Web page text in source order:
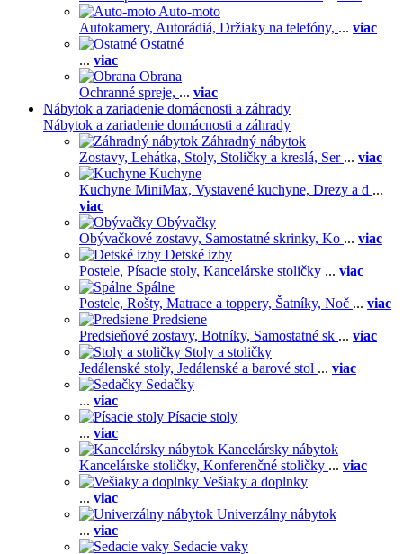
Auto-moto
Autokamery, Autorádiá, Držiaky na telefóny, ... viac
Ostatné
... viac
Obrana
Ochranné spreje, ... viac
Nábytok a zariadenie domácnosti a záhrady
Nábytok a zariadenie domácnosti a záhrady
Záhradný nábytok
Zostavy, Lehátka, Stoly, Stoličky a kreslá, Ser ... viac
Kuchyne
Kuchyne MiniMax, Vystavené kuchyne, Drezy a d ...
viac
Obývačky
Obývačkové zostavy, Samostatné skrinky, Ko ... viac
Detské izby
Postele, Písacie stoly, Kancelárske stoličky ... viac
Spálne
Postele, Rošty, Matrace a toppery, Šatníky, Noč ... viac
Predsiene
Predsieňové zostavy, Botníky, Samostatné sk ... viac
Stoly a stoličky
Jedálenské stoly, Jedálenské a barové stol ... viac
Sedačky
... viac
Písacie stoly
... viac
Kancelársky nábytok
Kancelárske stoličky, Konferenčné stoličky ... viac
Vešiaky a doplnky
... viac
Univerzálny nábytok
... viac
Sedacie vaky